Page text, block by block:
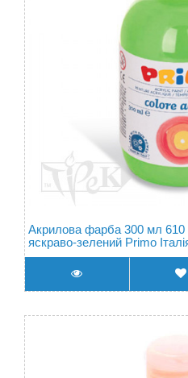
Акрилова фарба 300 мл
яскраво-зелений Primo